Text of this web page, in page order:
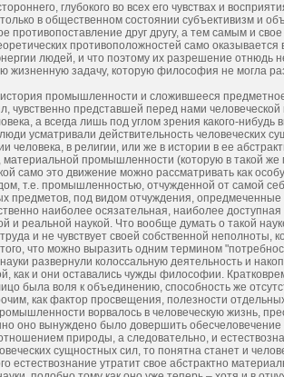
глубокого во всех его чувствах и
в общественном состоянии субъективизм и
противопоставление друг другу, а тем самым и
противоположностей само
людей, и что поэтому их разрешение отнюдь
жизненную задачу, которую философия не могла
промышленности и сложившееся
чувственно представшей перед нами
а всегда лишь под углом зрения какого-
усматривали действительность человеческих
человека, в религии, или же в истории в ее
промышленности (которую в такой
само это движение можно рассматривать как
т.е. промышленностью, отчужденной от самой
предметов, под видом отчуждения, опредмеченные
наиболее осязательная, наиболее
и реальной наукой. Что вообще думать о такой
и не чувствует своей собственной неполноты,
того, что можно выразить одним термином
развернули колоссальную деятельность и
как и они оставались чужды философии.
была воля к объединению, способность же
как фактор просвещения, полезности
ворвалось в человеческую жизнь,
оно вынуждено было довершить
природы, а следовательно, и
сущностных сил, то понятна станет и
естествознание утратит свое абстрактно